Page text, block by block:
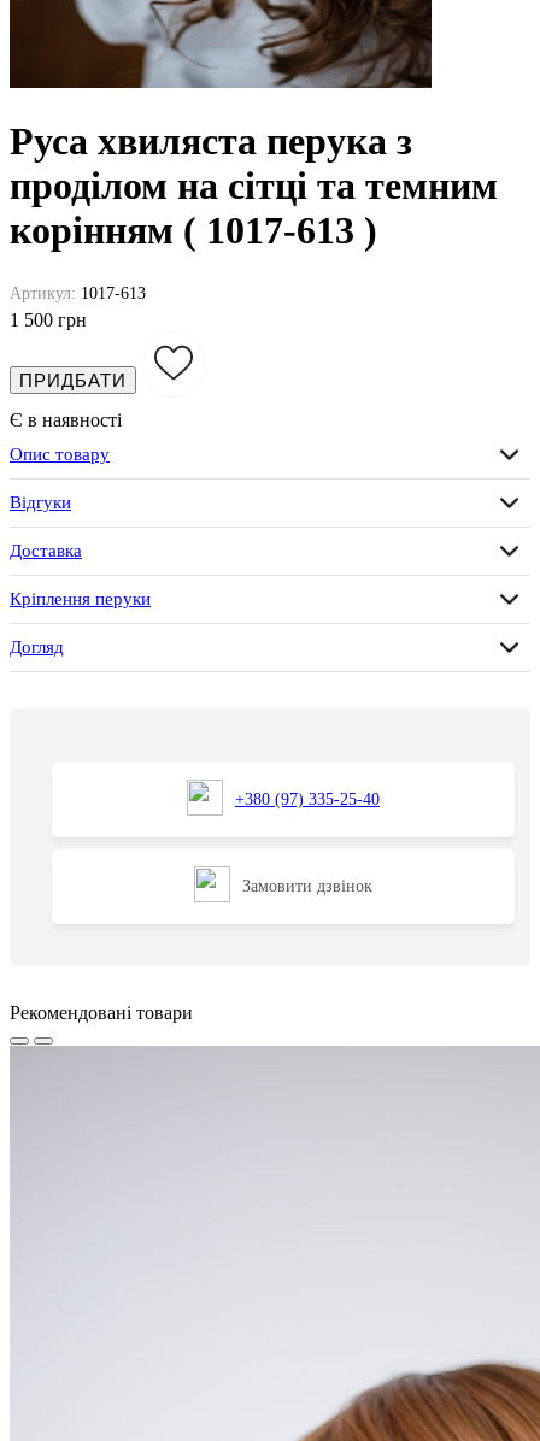
Руса хвиляста перука з
проділом на сітці та темним
корінням ( 1017-613 )
Артикул: 1017-613
1 500 грн
ПРИДБАТИ
Є в наявності
Опис товару
Відгуки
Доставка
Кріплення перуки
Догляд
+380 (97) 335-25-40
Замовити дзвінок
Рекомендовані товари